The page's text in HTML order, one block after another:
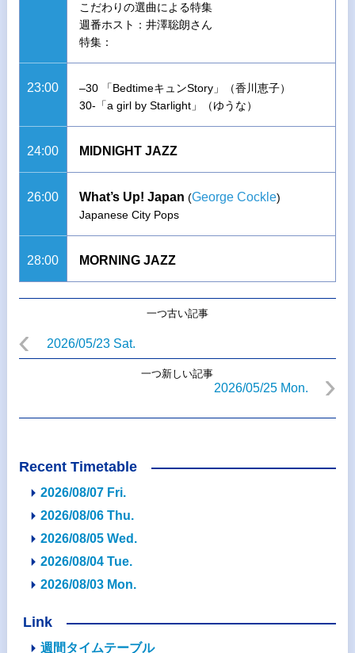
こだわりの選曲による特集
週番ホスト：井澤聡朗さん
特集：
23:00
–30 「BedtimeキュンStory」（香川恵子）
30-「a girl by Starlight」（ゆうな）
24:00 MIDNIGHT JAZZ
26:00 What’s Up! Japan (George Cockle)
Japanese City Pops
28:00 MORNING JAZZ
一つ古い記事
2026/05/23 Sat.
一つ新しい記事
2026/05/25 Mon.
Recent Timetable
2026/08/07 Fri.
2026/08/06 Thu.
2026/08/05 Wed.
2026/08/04 Tue.
2026/08/03 Mon.
Link
週間タイムテーブル